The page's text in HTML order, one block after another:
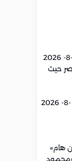
أسعار الذهب اليوم | الخميس 6-8- 2026
حيث
أسعار الذهب اليوم | الخميس 6 -8- 2026
هام»